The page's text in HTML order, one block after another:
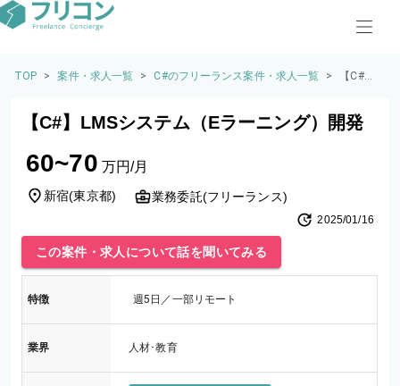
TOP > 案件・求人一覧 > C#のフリーランス案件・求人一覧 >
【C#】L
ラーニ
【C#】LMSシステム（Eラーニング）開発
60~70 万円/月
新宿(東京都) 業務委託(フリーランス)
2025/01/16
この案件・求人について話を聞いてみる
特徴 週5日／一部リモート
業界 人材･教育